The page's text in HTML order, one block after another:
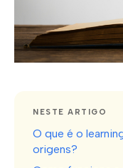
NESTE ARTIGO
O que é o
origens?